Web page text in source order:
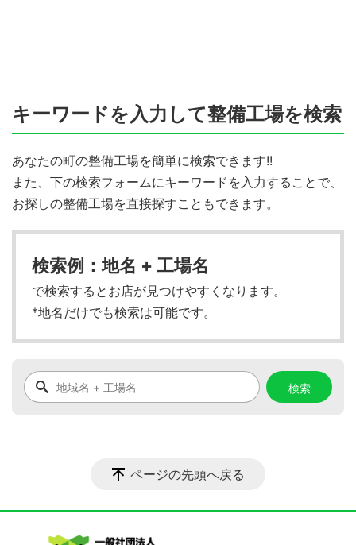
キーワードを入力して整備工場を検索
あなたの町の整備工場を簡単に検索できます!!
また、下の検索フォームにキーワードを入力することで、
お探しの整備工場を直接探すこともできます。
検索例：地名 + 工場名
で検索するとお店が見つけやすくなります。
*地名だけでも検索は可能です。
ページの先頭へ戻る